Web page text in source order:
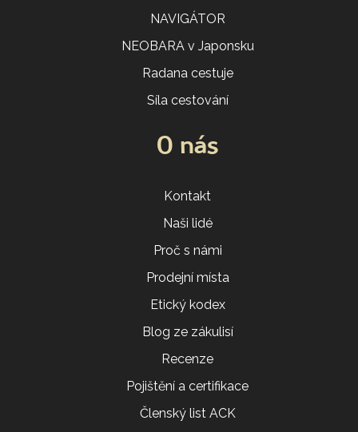
NAVIGÁTOR
NEOBARA v Japonsku
Radana cestuje
Síla cestování
O nás
Kontakt
Naši lidé
Proč s námi
Prodejní místa
Etický kodex
Blog ze zákulisí
Recenze
Pojištění a certifikace
Členský list ACK